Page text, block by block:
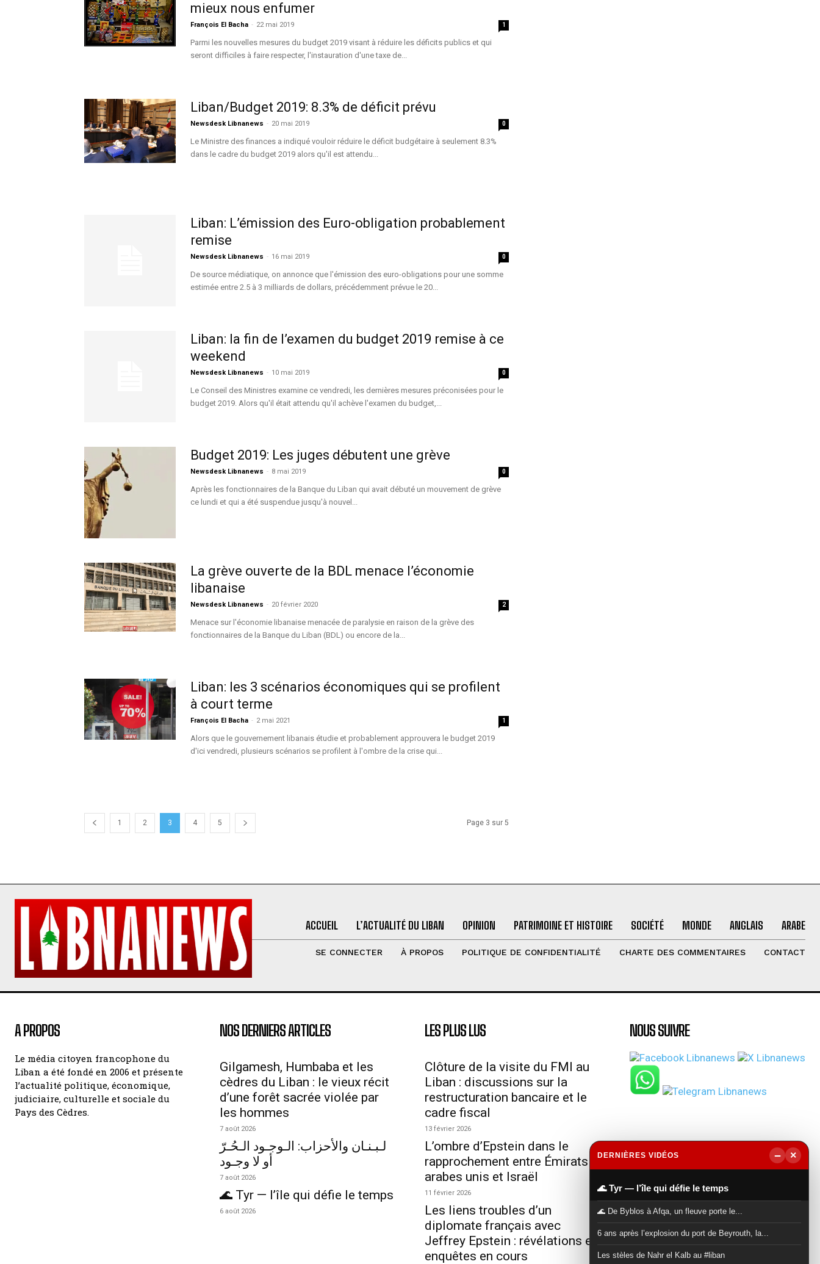
mieux nous enfumer
François El Bacha - 22 mai 2019 1
Parmi les nouvelles mesures du budget 2019 visant à réduire les déficits publics et qui
seront difficiles à faire respecter, l'instauration d'une taxe de...
Liban/Budget 2019: 8.3% de déficit prévu
Newsdesk Libnanews - 20 mai 2019 0
Le Ministre des finances a indiqué vouloir réduire le déficit budgétaire à seulement 8.3%
dans le cadre du budget 2019 alors qu'il est attendu...
Liban: L’émission des Euro-obligation probablement
remise
Newsdesk Libnanews - 16 mai 2019 0
De source médiatique, on annonce que l'émission des euro-obligations pour une somme
estimée entre 2.5 à 3 milliards de dollars, précédemment prévue le 20...
Liban: la fin de l’examen du budget 2019 remise à ce
weekend
Newsdesk Libnanews - 10 mai 2019 0
Le Conseil des Ministres examine ce vendredi, les dernières mesures préconisées pour le
budget 2019. Alors qu'il était attendu qu'il achève l'examen du budget,...
Budget 2019: Les juges débutent une grève
Newsdesk Libnanews - 8 mai 2019 0
Après les fonctionnaires de la Banque du Liban qui avait débuté un mouvement de grève
ce lundi et qui a été suspendue jusqu'à nouvel...
La grève ouverte de la BDL menace l’économie
libanaise
Newsdesk Libnanews - 20 février 2020 2
Menace sur l'économie libanaise menacée de paralysie en raison de la grève des
fonctionnaires de la Banque du Liban (BDL) ou encore de la...
Liban: les 3 scénarios économiques qui se profilent
à court terme
François El Bacha - 2 mai 2021 1
Alors que le gouvernement libanais étudie et probablement approuvera le budget 2019
d'ici vendredi, plusieurs scénarios se profilent à l'ombre de la crise qui...
1 2 3 4 5 Page 3 sur 5
ACCUEIL L’ACTUALITÉ DU LIBAN OPINION PATRIMOINE ET HISTOIRE SOCIÉTÉ MONDE ANGLAIS ARABE
SE CONNECTER À PROPOS POLITIQUE DE CONFIDENTIALITÉ CHARTE DES COMMENTAIRES CONTACT
A PROPOS
Le média citoyen francophone du
Liban a été fondé en 2006 et présente
l’actualité politique, économique,
judiciaire, culturelle et sociale du
Pays des Cèdres.
NOS DERNIERS ARTICLES
Gilgamesh, Humbaba et les
cèdres du Liban : le vieux récit
d’une forêt sacrée violée par
les hommes
7 août 2026
لـبـنـان والأحزاب: الـوجـود الـحُـرّ
أو لا وجـود
7 août 2026
🌊 Tyr — l’île qui défie le temps
6 août 2026
LES PLUS LUS
Clôture de la visite du FMI au
Liban : discussions sur la
restructuration bancaire et le
cadre fiscal
13 février 2026
L’ombre d’Epstein dans le
rapprochement entre Émirats
arabes unis et Israël
11 février 2026
Les liens troubles d’un
diplomate français avec
Jeffrey Epstein : révélations et
enquêtes en cours
NOUS SUIVRE
DERNIÈRES VIDÉOS − ×
🌊 Tyr — l’île qui défie le temps
🌊 De Byblos à Afqa, un fleuve porte le...
6 ans après l’explosion du port de Beyrouth, la...
Les stèles de Nahr el Kalb au #liban